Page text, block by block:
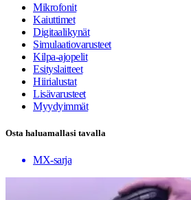
Mikrofonit
Kaiuttimet
Digitaalikynät
Simulaatiovarusteet
Kilpa-ajopelit
Esityslaitteet
Hiirialustat
Lisävarusteet
Myydyimmät
Osta haluamallasi tavalla
MX-sarja